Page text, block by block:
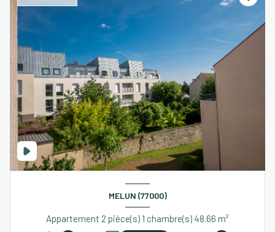
MELUN (77000)
Appartement 2 pièce(s) 1 chambre(s) 48.66 m²